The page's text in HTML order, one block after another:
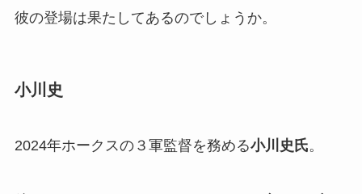
彼の登場は果たしてあるのでしょうか。
小川史
2024年ホークスの３軍監督を務める小川史氏。